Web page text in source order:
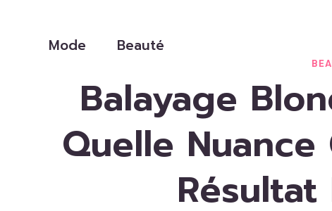
contenuMode Beauté
Balayage
Quelle